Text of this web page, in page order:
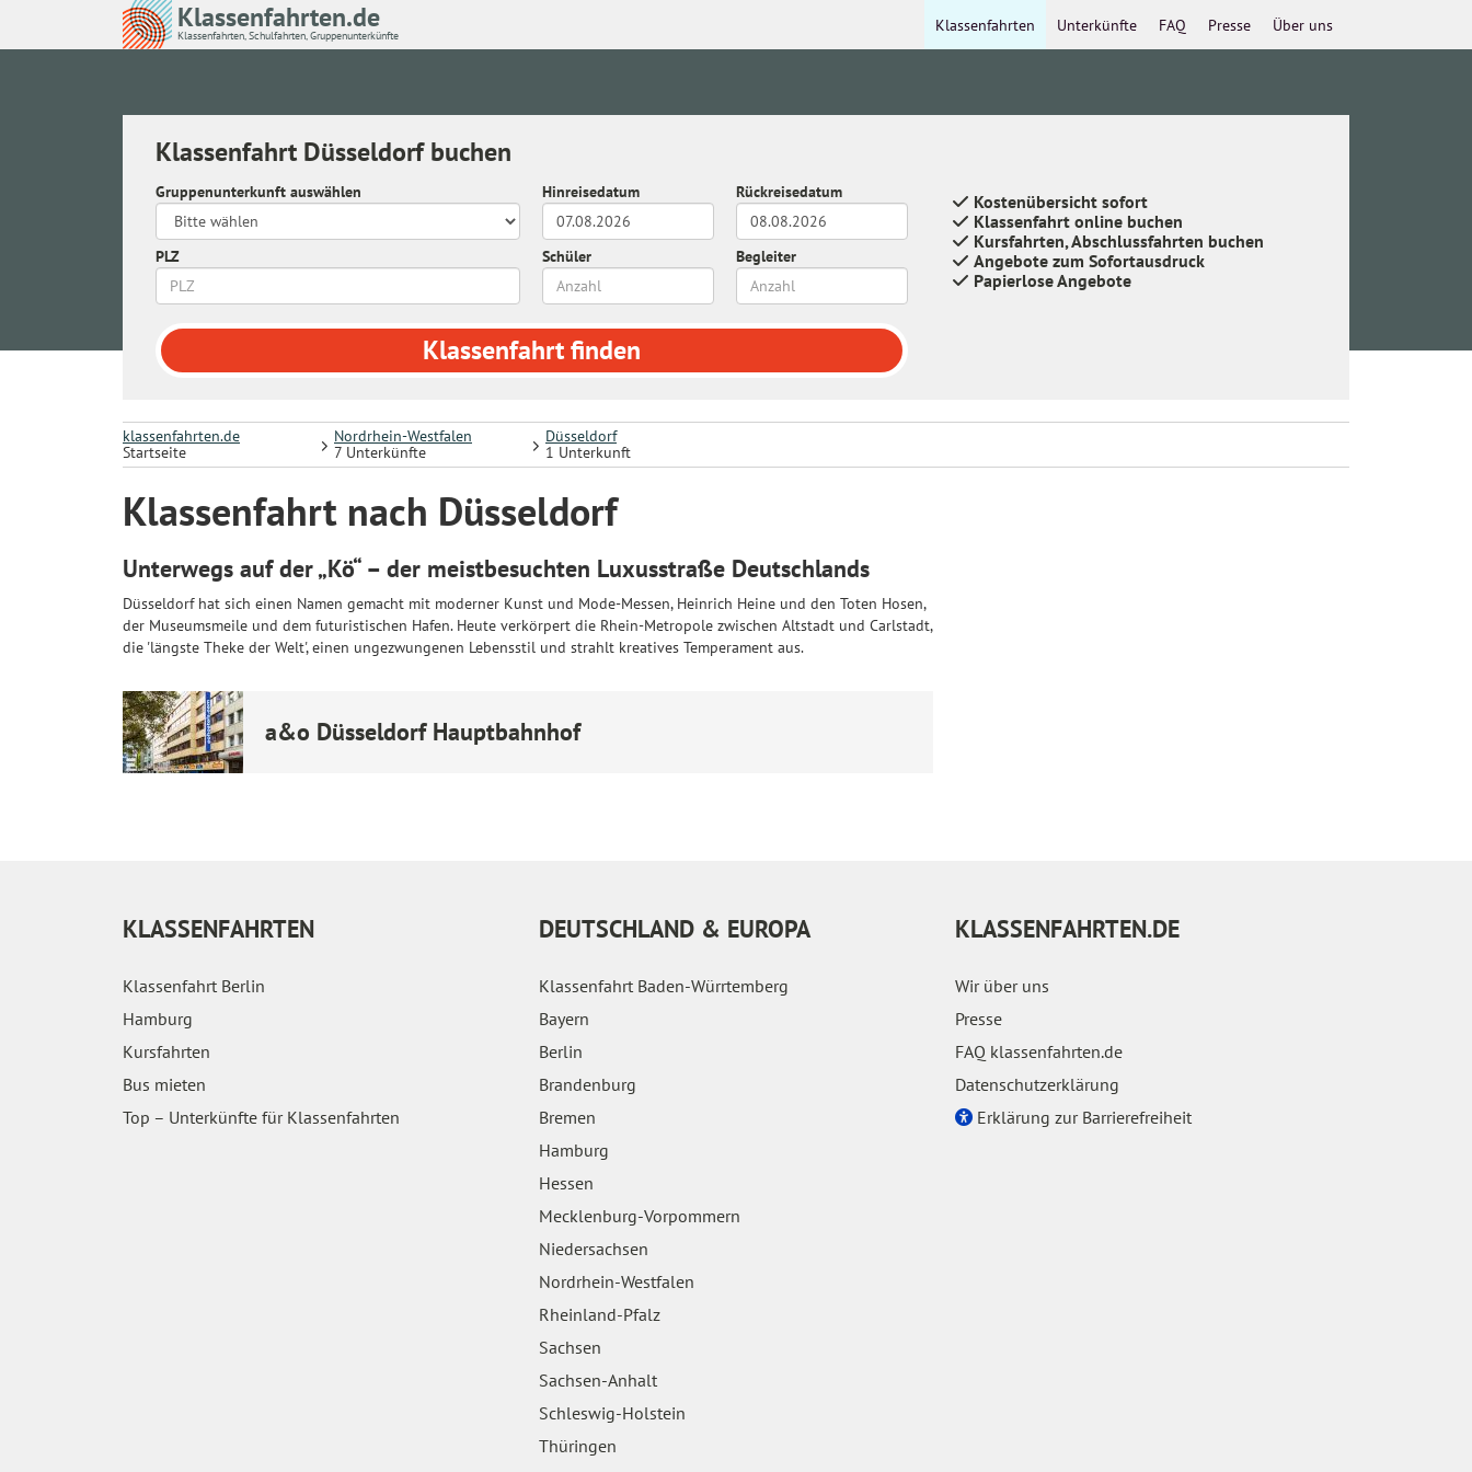
Klassenfahrten.de
Klassenfahrten, Schulfahrten, Gruppenunterkünfte
Über uns
Presse
FAQ
Unterkünfte
Klassenfahrten
Klassenfahrt Düsseldorf buchen
Gruppenunterkunft auswählen Hinreisedatum Rückreisedatum
PLZ Schüler Begleiter
Klassenfahrtfinden
Kostenübersicht sofort
Klassenfahrt online buchen
Kursfahrten, Abschlussfahrten buchen
Angebote zum Sofortausdruck
Papierlose Angebote
klassenfahrten.de
Startseite
Nordrhein-Westfalen
7 Unterkünfte
Düsseldorf
1 Unterkunft
Klassenfahrt nach Düsseldorf
Unterwegs auf der „Kö“ – der meistbesuchten Luxusstraße Deutschlands
Düsseldorf hat sich einen Namen gemacht mit moderner Kunst und Mode-Messen, Heinrich Heine und den Toten Hosen,
der Museumsmeile und dem futuristischen Hafen. Heute verkörpert die Rhein-Metropole zwischen Altstadt und Carlstadt,
die 'längste Theke der Welt', einen ungezwungenen Lebensstil und strahlt kreatives Temperament aus.
a&o Düsseldorf Hauptbahnhof
KLASSENFAHRTEN
Klassenfahrt Berlin
Hamburg
Kursfahrten
Bus mieten
Top – Unterkünfte für Klassenfahrten
DEUTSCHLAND & EUROPA
Klassenfahrt Baden-Würrtemberg
Bayern
Berlin
Brandenburg
Bremen
Hamburg
Hessen
Mecklenburg-Vorpommern
Niedersachsen
Nordrhein-Westfalen
Rheinland-Pfalz
Sachsen
Sachsen-Anhalt
Schleswig-Holstein
Thüringen
KLASSENFAHRTEN.DE
Wir über uns
Presse
FAQ klassenfahrten.de
Datenschutzerklärung
Erklärung zur Barrierefreiheit